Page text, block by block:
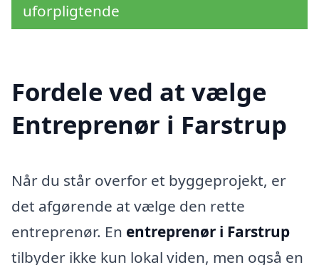
uforpligtende
Fordele ved at vælge
Entreprenør i Farstrup
Når du står overfor et byggeprojekt, er
det afgørende at vælge den rette
entreprenør. En entreprenør i Farstrup
tilbyder ikke kun lokal viden, men også en